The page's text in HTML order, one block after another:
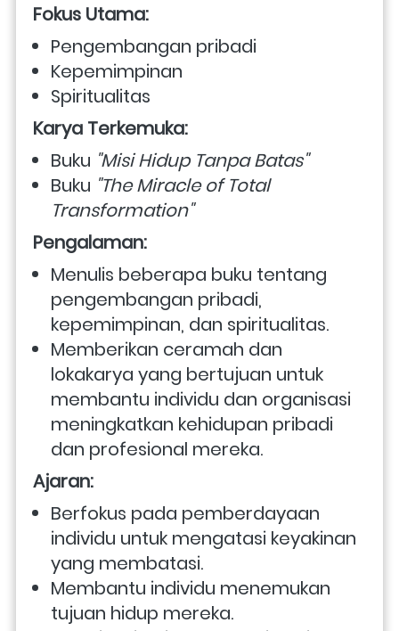
Fokus Utama:
Pengembangan pribadi
Kepemimpinan
Spiritualitas
Karya Terkemuka:
Buku "Misi Hidup Tanpa Batas"
Buku "The Miracle of Total
Transformation"
Pengalaman:
Menulis beberapa buku tentang
pengembangan pribadi,
kepemimpinan, dan spiritualitas.
Memberikan ceramah dan
lokakarya yang bertujuan untuk
membantu individu dan organisasi
meningkatkan kehidupan pribadi
dan profesional mereka.
Ajaran:
Berfokus pada pemberdayaan
individu untuk mengatasi keyakinan
yang membatasi.
Membantu individu menemukan
tujuan hidup mereka.